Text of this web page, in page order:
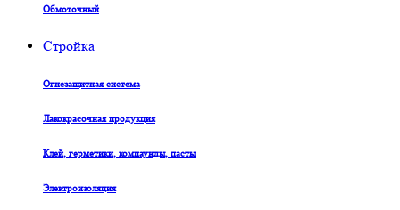
Обмоточный
Стройка
Огнезащитная система
Лакокрасочная продукция
Клей, герметики, компаунды, пасты
Электроизоляция